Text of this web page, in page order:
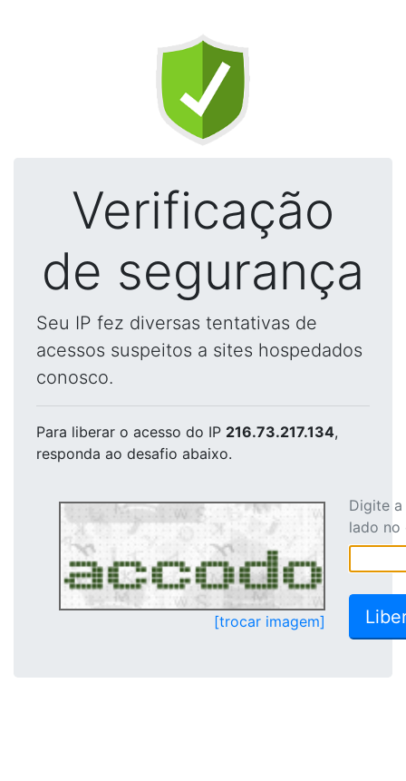
Verificação
de segurança
Seu IP fez diversas tentativas de
acessos suspeitos a sites hospedados
conosco.
Para liberar o acesso do IP 216.73.217.134,
responda ao desafio abaixo.
[trocar imagem]
Digite
lado no